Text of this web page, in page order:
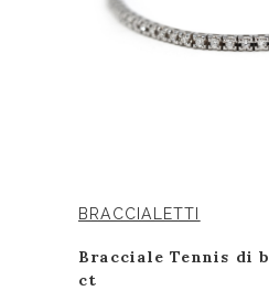
BRACCIALETTI
Bracciale Tennis di
ct